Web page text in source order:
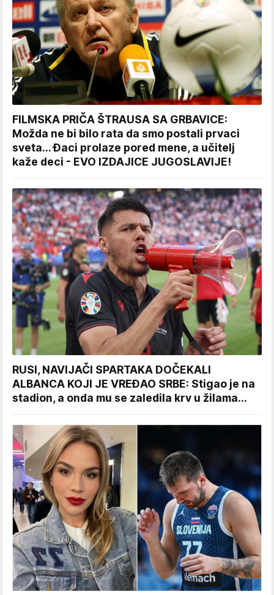
FILMSKA PRIČA ŠTRAUSA SA GRBAVICE:
Možda ne bi bilo rata da smo postali prvaci
sveta... Đaci prolaze pored mene, a učitelj
kaže deci - EVO IZDAJICE JUGOSLAVIJE!
RUSI, NAVIJAČI SPARTAKA DOČEKALI
ALBANCA KOJI JE VREĐAO SRBE: Stigao je na
stadion, a onda mu se zaledila krv u žilama...